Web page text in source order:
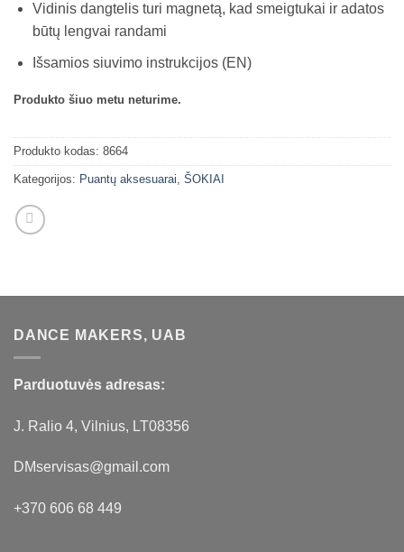
Vidinis dangtelis turi magnetą, kad smeigtukai ir adatos
būtų lengvai randami
Išsamios siuvimo instrukcijos (EN)
Produkto šiuo metu neturime.
Produkto kodas: 8664
Kategorijos: Puantų aksesuarai, ŠOKIAI
DANCE MAKERS, UAB
Parduotuvės adresas:
J. Ralio 4, Vilnius, LT08356
DMservisas@gmail.com
+370 606 68 449